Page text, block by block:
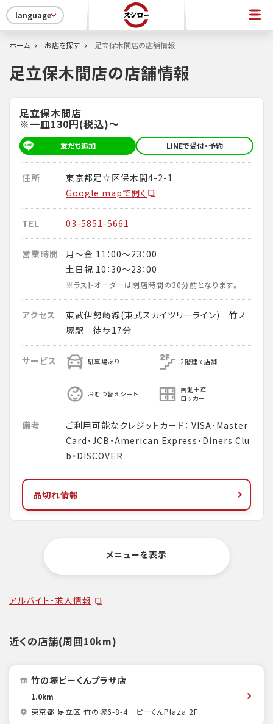
language
ホーム お店を探す 足立保木間店の店舗情報
足立保木間店の店舗情報
足立保木間店
※一皿130円(税込)～
友だち追加 LINEで受付・予約
住所
東京都足立区保木間4-2-1
Google mapで開く
TEL 03-5851-5661
営業時間
月～金 11：00～23：00
土日祝 10：30～23：00
※ラストオーダーは閉店時間の30分前となります。
アクセス
東武伊勢崎線(東武スカイツリーライン) 竹ノ
塚駅 徒歩17分
サービス 駐車場あり 2階建て店舗
おむつ替えシート
自動土産
ロッカー
備考
ご利用可能なクレジットカード： VISA・Master
Card・JCB・American Express・Diners Clu
b・DISCOVER
品切れ情報
メニューを表示
アルバイト・求人情報
近くの店舗(周囲10km)
竹の塚ピーくんプラザ店
1.0km
東京都 足立区 竹の塚6-8-4 ピーくんPlaza 2F